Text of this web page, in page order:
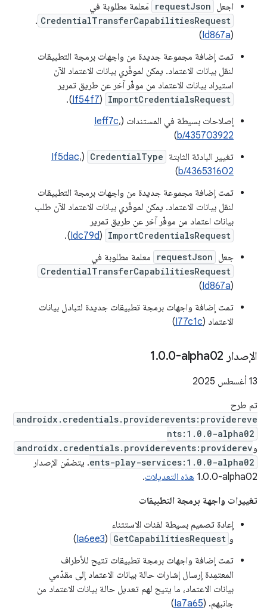
اجعل requestJson مَعلمة مطلوبة في
CredentialTransferCapabilitiesRequest
.
(
Id867a
)
تمت إضافة مجموعة جديدة من واجهات برمجة التطبيقات
لنقل بيانات الاعتماد. يمكن لموفّري بيانات الاعتماد الآن
استيراد بيانات الاعتماد من موفّر آخر عن طريق تمرير
ImportCredentialsRequest
(
If54f7
).
إصلاحات بسيطة في المستندات ( Ieff7c،
b/435703922
)
تغيير البادئة الثابتة CredentialType
(
If5dac،
b/436531602
)
تمت إضافة مجموعة جديدة من واجهات برمجة التطبيقات
لنقل بيانات الاعتماد. يمكن لموفّري بيانات الاعتماد الآن طلب
بيانات اعتماد من موفّر آخر عن طريق تمرير
ImportCredentialsRequest
(
Idc79d
).
جعل requestJson معلمة مطلوبة في
CredentialTransferCapabilitiesRequest
(
Id867a
)
تمت إضافة واجهات برمجة تطبيقات جديدة لتبادل بيانات
الاعتماد (I77c1c
)
الإصدار ‎1 .0.0-alpha02
‫13 أغسطس 2025
تم طرح
androidx.credentials.providerevents:providereve
nts:1.0.0-alpha02
وandroidx.credentials.providerevents:providerev
ents-play-services:1.0.0-alpha02. يتضمّن الإصدار
‎1.0.0-alpha02 هذه التعديلات.
تغييرات واجهة برمجة التطبيقات
إعادة تصميم بسيطة لفئات الاستثناء
و GetCapabilitiesRequest
(
Ia6ee3
)
تمت إضافة واجهات برمجة تطبيقات تتيح للأطراف
المعتمِدة إرسال إشارات حالة بيانات الاعتماد إلى مقدّمي
بيانات الاعتماد، ما يتيح لهم تعديل حالة بيانات الاعتماد من
جانبهم. (Ia7a65
)